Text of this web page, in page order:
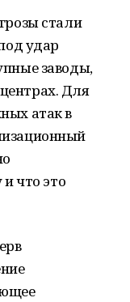
стали
удар
заводы,
Для
атак в
что это